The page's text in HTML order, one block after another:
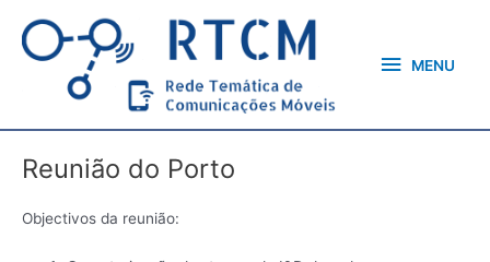
content
MENU
Reunião do Porto
Objectivos da reunião: